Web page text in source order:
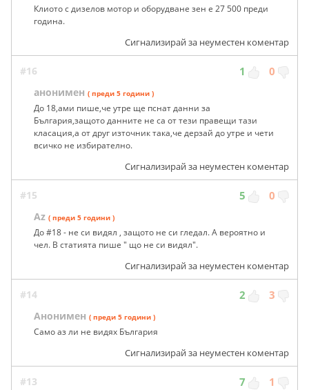
Клиото с дизелов мотор и оборудване зен е 27 500 преди
година.
Сигнализирай за неуместен коментар
#16 1 0
анонимен ( преди 5 години )
До 18,ами пише,че утре ще пснат данни за
България,защото данните не са от тези правещи тази
класация,а от друг източник така,че дерзай до утре и чети
всичко не избирателно.
Сигнализирай за неуместен коментар
#15 5 0
Az ( преди 5 години )
До #18 - не си видял , защото не си гледал. А вероятно и
чел. В статията пише " що не си видял".
Сигнализирай за неуместен коментар
#14 2 3
Анонимен ( преди 5 години )
Само аз ли не видях България
Сигнализирай за неуместен коментар
#13 7 1